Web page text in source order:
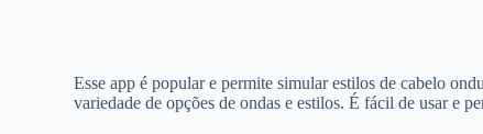
Esse app é popular e permite simular estilos de cabelo
variedade de opções de ondas e estilos. É fácil de usar e